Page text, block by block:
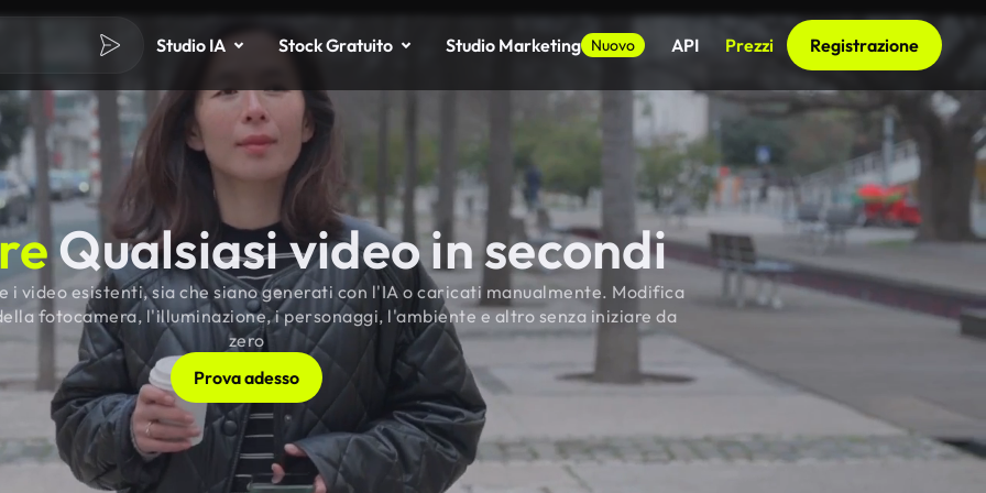
Studio IA Stock Gratuito Studio Marketing Nuovo API Prezzi Registrazione
Qualsiasi video in secondi
i video esistenti, sia che siano generati con l'IA o caricati manualmente. Modifica
fotocamera, l'illuminazione, i personaggi, l'ambiente e altro senza iniziare da
zero
Prova adesso